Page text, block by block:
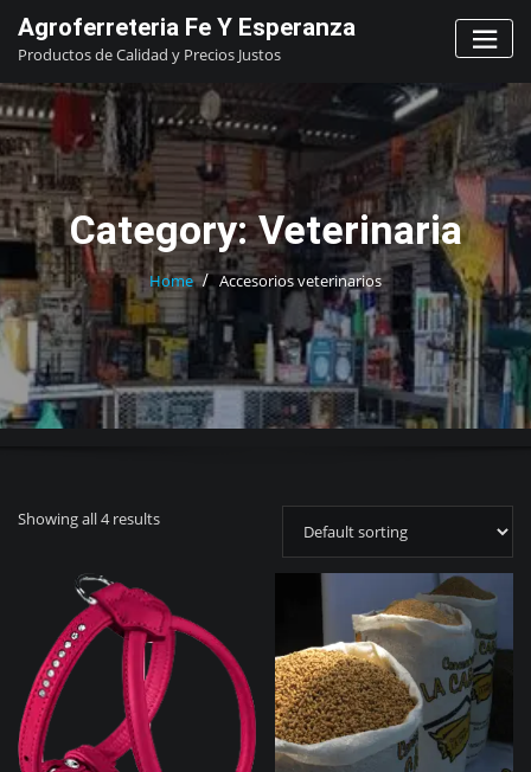
content
Agroferreteria Fe Y Esperanza
Productos de Calidad y Precios Justos
Category:Veterinaria
Home Accesorios veterinarios
Showing all 4 results